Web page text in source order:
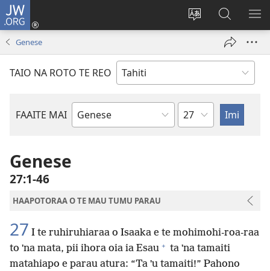
JW.ORG
Taui
reo
Nati
(opens
Maimiraa
nia
JW.ORG
Genese
TAIO NA ROTO TE REO
FAAITE MAI
Buka
Pene
Genese
27:1-46
HAAPOTORAA O TE MAU TUMU PARAU
27 I te ruhiruhiaraa o Isaaka e te mohimohi-roa-raa
to ˈna mata, pii ihora oia ia Esau + ta ˈna tamaiti
matahiapo e parau atura: “Ta ˈu tamaiti!” Pahono